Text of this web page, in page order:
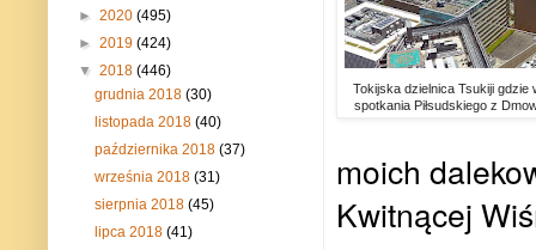
Tokijska dzielnica Tsukiji gdzie
spotkania Piłsudskiego z
moich
Kwitnącej
► 2020 (495)
► 2019 (424)
▼ 2018 (446)
grudnia 2018(30)
listopada 2018(40)
października 2018(37)
września 2018(31)
sierpnia 2018(45)
lipca 2018(41)